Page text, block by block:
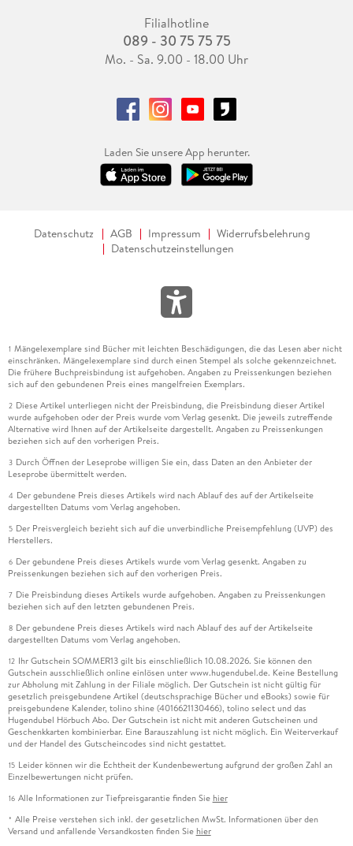
Filialhotline
089 - 30 75 75 75
Mo. - Sa. 9.00 - 18.00 Uhr
Laden Sie unsere App herunter.
Datenschutz AGB Impressum
Widerrufsbelehrung
Datenschutzeinstellungen
1 Mängelexemplare sind Bücher mit leichten Beschädigungen, die das Lesen aber nicht
einschränken. Mängelexemplare sind durch einen Stempel als solche gekennzeichnet.
Die frühere Buchpreisbindung ist aufgehoben. Angaben zu Preissenkungen beziehen
sich auf den gebundenen Preis eines mangelfreien Exemplars.
2 Diese Artikel unterliegen nicht der Preisbindung, die Preisbindung dieser Artikel
wurde aufgehoben oder der Preis wurde vom Verlag gesenkt. Die jeweils zutreffende
Alternative wird Ihnen auf der Artikelseite dargestellt. Angaben zu Preissenkungen
beziehen sich auf den vorherigen Preis.
3 Durch Öffnen der Leseprobe willigen Sie ein, dass Daten an den Anbieter der
Leseprobe übermittelt werden.
4 Der gebundene Preis dieses Artikels wird nach Ablauf des auf der Artikelseite
dargestellten Datums vom Verlag angehoben.
5 Der Preisvergleich bezieht sich auf die unverbindliche Preisempfehlung (UVP) des
Herstellers.
6 Der gebundene Preis dieses Artikels wurde vom Verlag gesenkt. Angaben zu
Preissenkungen beziehen sich auf den vorherigen Preis.
7 Die Preisbindung dieses Artikels wurde aufgehoben. Angaben zu Preissenkungen
beziehen sich auf den letzten gebundenen Preis.
8 Der gebundene Preis dieses Artikels wird nach Ablauf des auf der Artikelseite
dargestellten Datums vom Verlag angehoben.
12 Ihr Gutschein SOMMER13 gilt bis einschließlich 10.08.2026. Sie können den
Gutschein ausschließlich online einlösen unter www.hugendubel.de. Keine Bestellung
zur Abholung mit Zahlung in der Filiale möglich. Der Gutschein ist nicht gültig für
gesetzlich preisgebundene Artikel (deutschsprachige Bücher und eBooks) sowie für
preisgebundene Kalender, tolino shine (4016621130466), tolino select und das
Hugendubel Hörbuch Abo. Der Gutschein ist nicht mit anderen Gutscheinen und
Geschenkkarten kombinierbar. Eine Barauszahlung ist nicht möglich. Ein Weiterverkauf
und der Handel des Gutscheincodes sind nicht gestattet.
15 Leider können wir die Echtheit der Kundenbewertung aufgrund der großen Zahl an
Einzelbewertungen nicht prüfen.
16 Alle Informationen zur Tiefpreisgarantie finden Sie hier
* Alle Preise verstehen sich inkl. der gesetzlichen MwSt. Informationen über den
Versand und anfallende Versandkosten finden Sie hier